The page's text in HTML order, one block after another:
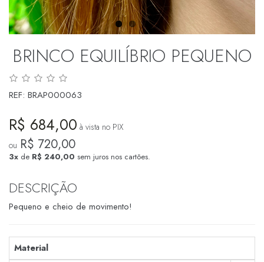
BRINCO EQUILÍBRIO PEQUENO
REF: BRAP000063
R$ 684,00 à vista no PIX
ou R$ 720,00
3x de R$ 240,00 sem juros nos cartões.
DESCRIÇÃO
Pequeno e cheio de movimento!
Material